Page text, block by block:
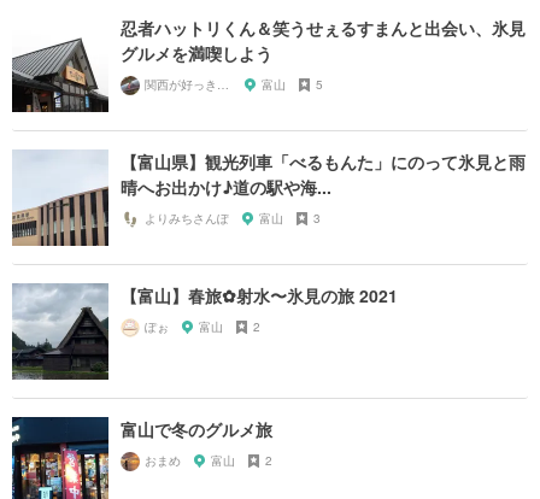
忍者ハットリくん＆笑うせぇるすまんと出会い、氷見
グルメを満喫しよう
関西が好っきゃねん 富山 5
【富山県】観光列車「べるもんた」にのって氷見と雨
晴へお出かけ♪道の駅や海...
よりみちさんぽ 富山 3
【富山】春旅✿射水〜氷見の旅 2021
ぽぉ 富山 2
富山で冬のグルメ旅
おまめ 富山 2